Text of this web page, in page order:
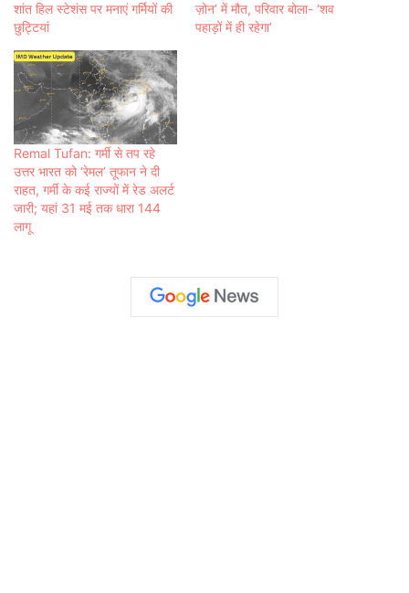
शांत हिल स्टेशंस पर मनाएं गर्मियों की
छुट्टियां
ज़ोन’ में मौत, परिवार बोला- ‘शव
पहाड़ों में ही रहेगा’
Remal Tufan: गर्मी से तप रहे
उत्तर भारत को ‘रेमल’ तूफान ने दी
राहत, गर्मी के कई राज्यों में रेड अलर्ट
जारी; यहां 31 मई तक धारा 144
लागू